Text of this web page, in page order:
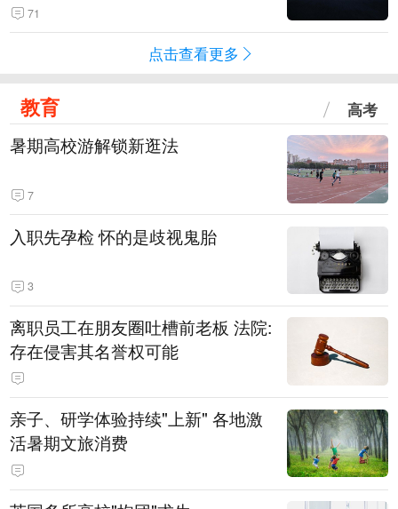
71
点击查看更多
教育 高考
暑期高校游解锁新逛法
7
入职先孕检 怀的是歧视鬼胎
3
离职员工在朋友圈吐槽前老板 法院:
存在侵害其名誉权可能
亲子、研学体验持续"上新" 各地激
活暑期文旅消费